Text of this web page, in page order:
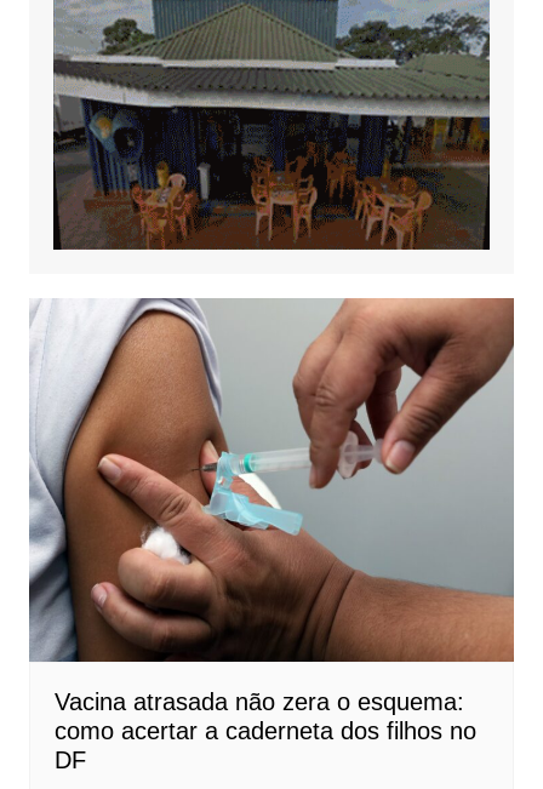
Vacina atrasada não zera o esquema:
como acertar a caderneta dos filhos no
DF